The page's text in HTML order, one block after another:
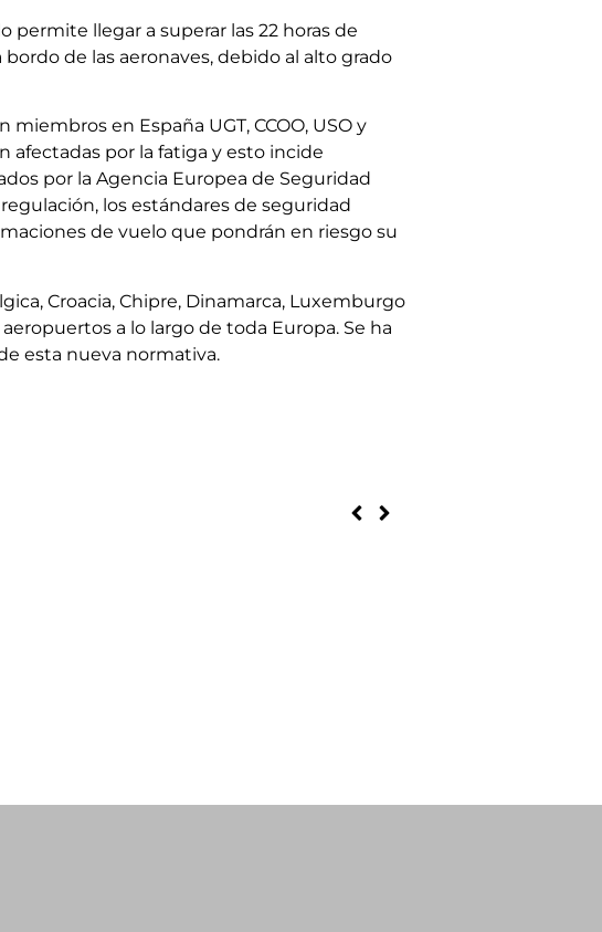
permite llegar a superar las 22 horas de
de las aeronaves, debido al alto grado
en España UGT, CCOO, USO y
afectadas por la fatiga y esto incide
por la Agencia Europea de Seguridad
los estándares de seguridad
de vuelo que pondrán en riesgo su
Croacia, Chipre, Dinamarca, Luxemburgo
a lo largo de toda Europa. Se ha
esta nueva normativa.